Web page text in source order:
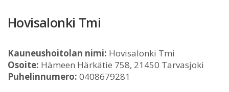
Hovisalonki Tmi
Kauneushoitolan nimi: Hovisalonki Tmi
Osoite: Hämeen Härkätie 758, 21450 Tarvasjoki
Puhelinnumero: 0408679281